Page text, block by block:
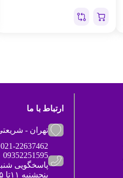
ارتباط با ما
تهران -
021-22637462
09352251595
پاسخگویی شنبه تا
پنجشنبه ۱۱تا ۱۵